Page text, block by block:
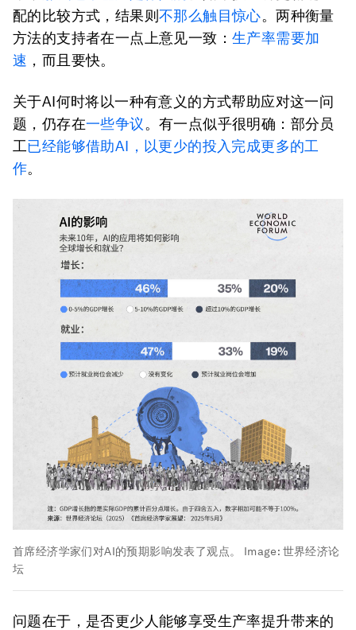
配的比较方式，结果则不那么触目惊心。两种衡量
方法的支持者在一点上意见一致： 生产率需要加
速 ，而且要快。
关于AI何时将以一种有意义的方式帮助应对这一问
题，仍存在一些争议 。有一点似乎很明确：部分员
工已经能够借助AI ，以更少的投入完成更多的工
作。
首席经济学家们对AI的预期影响发表了观点。 Image: 世界经济论
坛
问题在于，是否更少人能够享受生产率提升带来的